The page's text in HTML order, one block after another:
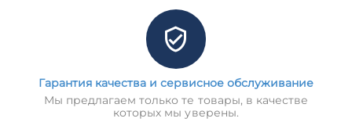
Гарантия качества и сервисное обслуживание
Мы предлагаем только те товары, в качестве
которых мы уверены.